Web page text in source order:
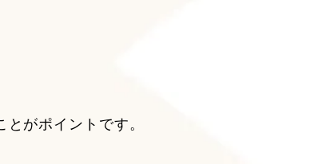
がポイントです。